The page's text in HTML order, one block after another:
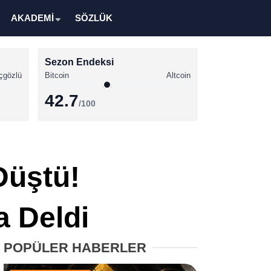
XRP Haberleri
AKADEMİ SÖZLÜK
Sezon Endeksi
Bitcoin Altcoin
42.7/100
Deldi
POPÜLER HABERLER